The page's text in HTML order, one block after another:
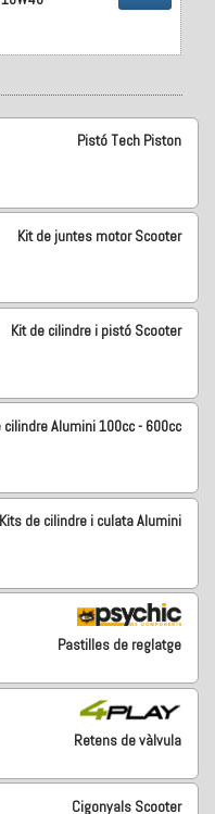
Pistó Tech Piston
Kit de juntes motor Scooter
Kit de cilindre i pistó Scooter
cilindre Alumini 100cc - 600cc
Kits de cilindre i culata Alumini
Pastilles de reglatge
Retens de vàlvula
Cigonyals Scooter